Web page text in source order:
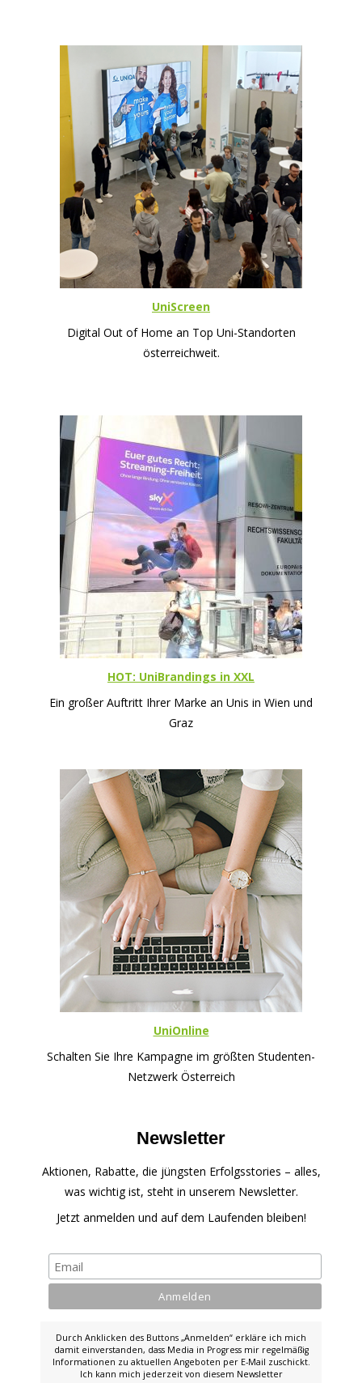
UniScreen
Digital Out of Home an Top Uni-Standorten
österreichweit.
HOT: UniBrandings in XXL
Ein großer Auftritt Ihrer Marke an Unis in Wien und
Graz
UniOnline
Schalten Sie Ihre Kampagne im größten Studenten-
Netzwerk Österreich
Newsletter
Aktionen, Rabatte, die jüngsten Erfolgsstories – alles,
was wichtig ist, steht in unserem Newsletter.
Jetzt anmelden und auf dem Laufenden bleiben!
Durch Anklicken des Buttons „Anmelden“ erkläre ich mich
damit einverstanden, dass Media in Progress mir regelmäßig
Informationen zu aktuellen Angeboten per E-Mail zuschickt.
Ich kann mich jederzeit von diesem Newsletter